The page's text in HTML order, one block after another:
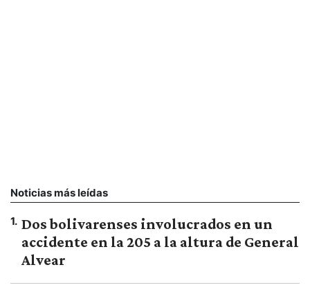
Noticias más leídas
1. Dos bolivarenses involucrados en un
accidente en la 205 a la altura de General
Alvear